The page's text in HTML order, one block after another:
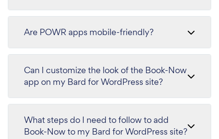
Are POWR apps mobile-friendly?
Can I customize the look of the Book-Now
app on my Bard for WordPress site?
What steps do I need to follow to add
Book-Now to my Bard for WordPress site?